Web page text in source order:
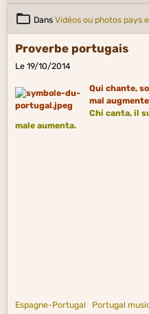
Dans Vidéos ou photos pays
Proverbe portugais
Le 19/10/2014
Qui chante,
mal
Chi canta, il
male aumenta.
Espagne-Portugal Portugal